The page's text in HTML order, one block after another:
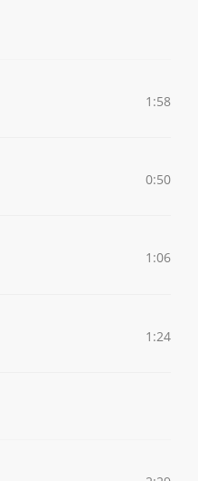
1:58
0:50
1:06
1:24